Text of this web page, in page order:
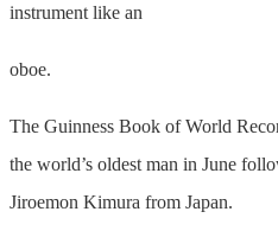
instrument like an
oboe.
The Guinness Book of World
the world’s oldest man in June
Jiroemon Kimura from Japan.